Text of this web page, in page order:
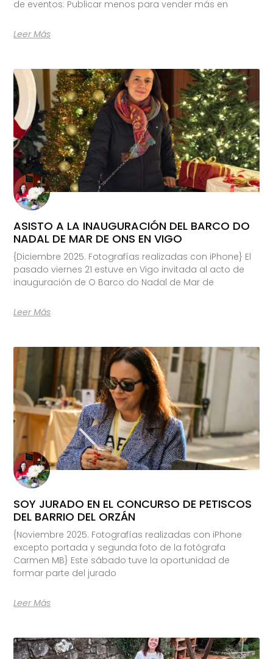
de eventos: Publicar menos para vender más en
Leer Más
ASISTO A LA INAUGURACIÓN DEL BARCO DO
NADAL DE MAR DE ONS EN VIGO
{Diciembre 2025. Fotografías realizadas con iPhone} El
pasado viernes 21 estuve en Vigo invitada al acto de
inauguración de O Barco do Nadal de Mar de
Leer Más
SOY JURADO EN EL CONCURSO DE PETISCOS
DEL BARRIO DEL ORZÁN
{Noviembre 2025. Fotografías realizadas con iPhone
excepto portada y segunda foto de la fotógrafa
Carmen MB} Este sábado tuve la oportunidad de
formar parte del jurado
Leer Más